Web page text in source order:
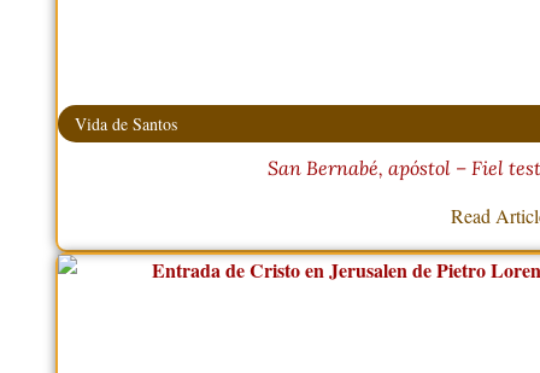
Vida de Santos
San Bernabé, apóstol – Fiel
Read